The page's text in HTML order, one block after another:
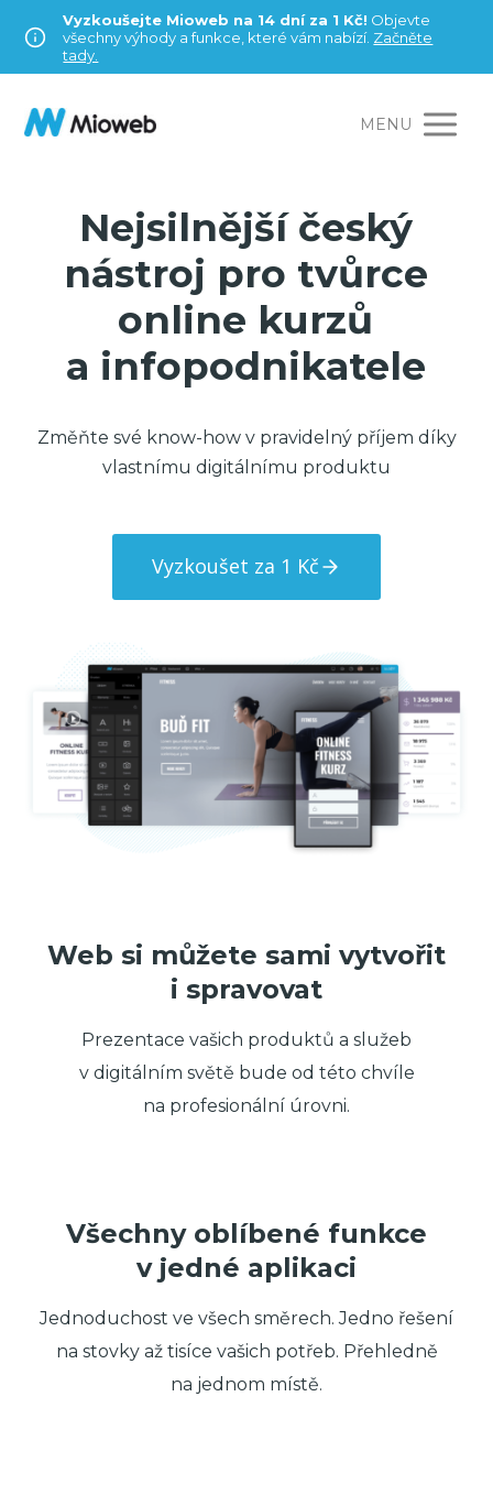
Vyzkoušejte Mioweb na 14 dní za 1 Kč! Objevte
všechny výhody a funkce, které vám nabízí. Začněte
tady.
MENU
Nejsilnější český
nástroj pro tvůrce
online kurzů
a infopodnikatele
Změňte své know-how v pravidelný příjem díky
vlastnímu digitálnímu produktu
Vyzkoušet za 1 Kč
Web si můžete sami vytvořit
i spravovat
Prezentace vašich produktů a služeb
v digitálním světě bude od této chvíle
na profesionální úrovni.
Všechny oblíbené funkce
v jedné aplikaci
Jednoduchost ve všech směrech. Jedno řešení
na stovky až tisíce vašich potřeb. Přehledně
na jednom místě.